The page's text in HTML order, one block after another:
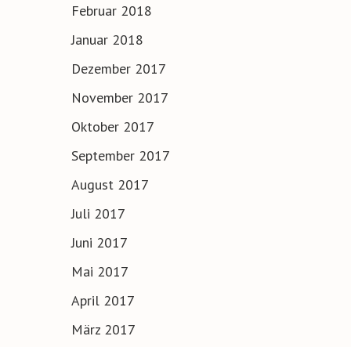
Februar 2018
Januar 2018
Dezember 2017
November 2017
Oktober 2017
September 2017
August 2017
Juli 2017
Juni 2017
Mai 2017
April 2017
März 2017